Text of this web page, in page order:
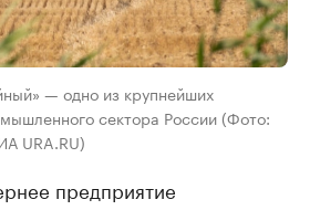
— одно из крупнейших
сектора России (Фото:
URA.RU)
предприятие